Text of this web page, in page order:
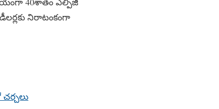
నిరాటంకంగా